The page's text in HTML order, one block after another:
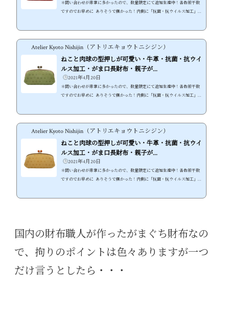
＊問い合わせが非常に多かったので、数量限定にて追加生産中！各色若干数
ですのでお早めに ありそうで無かった！内側に「抗菌・抗ウイルス加工」を
た素上げの牛革が使い込む内に経年変化も楽しめる！長く使えるねこ財布 ●
可愛いだけじゃないスマホも入る大容量！本格的な機能性がま口ねこ財布 ●
本体色に合...
Atelier Kyoto Nishijin（アトリエキョウトニシジン）
ねこと肉球の型押しが可愛い・牛革・抗菌・抗ウイ
ルス加工・がま口長財布・親子が...
2021年4月20日
＊問い合わせが非常に多かったので、数量限定にて追加生産中！各色若干数
ですのでお早めに ありそうで無かった！内側に「抗菌・抗ウイルス加工」を
た素上げの牛革が使い込む内に経年変化も楽しめる！長く使えるねこ財布 ●
可愛いだけじゃないスマホも入る大容量！本格的な機能性がま口ねこ財布 ●
本体...
Atelier Kyoto Nishijin（アトリエキョウトニシジン）
ねこと肉球の型押しが可愛い・牛革・抗菌・抗ウイ
ルス加工・がま口長財布・親子が...
2021年4月20日
＊問い合わせが非常に多かったので、数量限定にて追加生産中！各色若干数
ですのでお早めに ありそうで無かった！内側に「抗菌・抗ウイルス加工」を
本体...
国内の財布職人が作ったがまぐち財布なの
で、拘りのポイントは色々ありますが一つ
だけ言うとしたら・・・